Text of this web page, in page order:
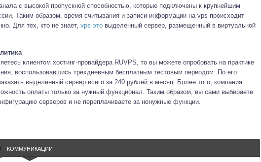
с высокой пропускной способностью, которые подключены к крупнейшим
Таким образом, время считывания и записи информации на vps происходит
Для тех, кто не знает, vps это выделенный сервер, размещенный в виртуальной
клиентом хостинг-провайдера RUVPS, то вы можете опробовать на практике
воспользовавшись трехдневным бесплатным тестовым периодом. По его
выделенный сервер всего за 240 рублей в месяц. Более того, компания
оплаты только за нужный функционал. Таким образом, вы сами выбираете
серверов и не переплачиваете за ненужные функции.
КОММУНИКАЦИИ